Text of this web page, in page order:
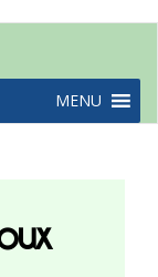
MENU